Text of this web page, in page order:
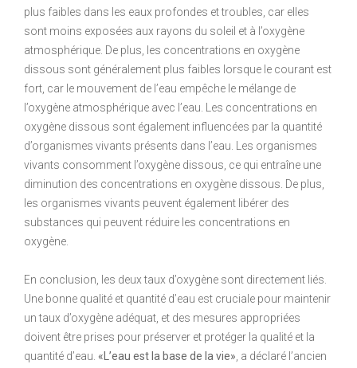
plus faibles dans les eaux profondes et troubles, car elles
sont moins exposées aux rayons du soleil et à l’oxygène
atmosphérique. De plus, les concentrations en oxygène
dissous sont généralement plus faibles lorsque le courant est
fort, car le mouvement de l’eau empêche le mélange de
l’oxygène atmosphérique avec l’eau. Les concentrations en
oxygène dissous sont également influencées par la quantité
d’organismes vivants présents dans l’eau. Les organismes
vivants consomment l’oxygène dissous, ce qui entraîne une
diminution des concentrations en oxygène dissous. De plus,
les organismes vivants peuvent également libérer des
substances qui peuvent réduire les concentrations en
oxygène.
En conclusion, les deux taux d’oxygène sont directement liés.
Une bonne qualité et quantité d’eau est cruciale pour maintenir
un taux d’oxygène adéquat, et des mesures appropriées
doivent être prises pour préserver et protéger la qualité et la
quantité d’eau. «L’eau est la base de la vie» , a déclaré l’ancien